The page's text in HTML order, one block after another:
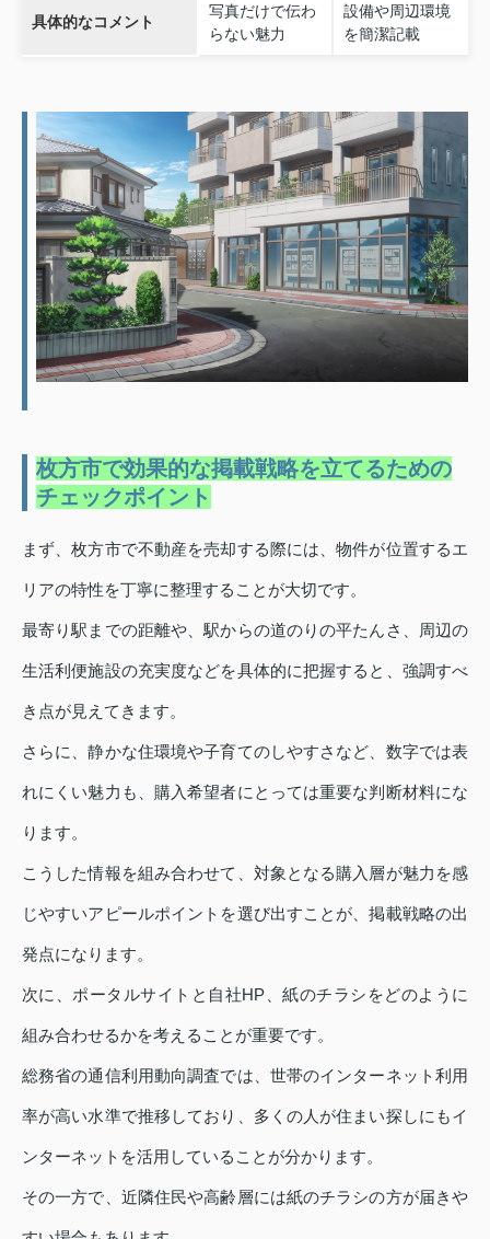
具体的なコメント
写真だけで伝わ
らない魅力
設備や周辺環境
を簡潔記載
枚方市で効果的な掲載戦略を立てるための
チェックポイント
まず、枚方市で不動産を売却する際には、物件が位置するエ
リアの特性を丁寧に整理することが大切です。
最寄り駅までの距離や、駅からの道のりの平たんさ、周辺の
生活利便施設の充実度などを具体的に把握すると、強調すべ
き点が見えてきます。
さらに、静かな住環境や子育てのしやすさなど、数字では表
れにくい魅力も、購入希望者にとっては重要な判断材料にな
ります。
こうした情報を組み合わせて、対象となる購入層が魅力を感
じやすいアピールポイントを選び出すことが、掲載戦略の出
発点になります。
次に、ポータルサイトと自社HP、紙のチラシをどのように
組み合わせるかを考えることが重要です。
総務省の通信利用動向調査では、世帯のインターネット利用
率が高い水準で推移しており、多くの人が住まい探しにもイ
ンターネットを活用していることが分かります。
その一方で、近隣住民や高齢層には紙のチラシの方が届きや